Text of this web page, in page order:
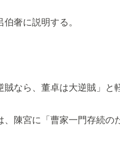
奢に説明する。
なら、董卓は大逆賊」と
陳宮に「曹家一門存続の